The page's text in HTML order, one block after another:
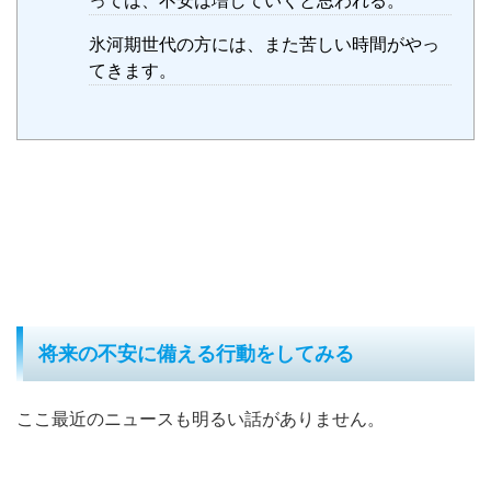
氷河期世代の方には、また苦しい時間がやっ
てきます。
将来の不安に備える行動をしてみる
ここ最近のニュースも明るい話がありません。